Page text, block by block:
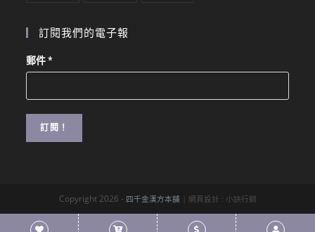
訂閱我們的電子報
郵件*
Copyright 2026 - 四千金漢方本舖 | 網頁設計 : 小訣行銷